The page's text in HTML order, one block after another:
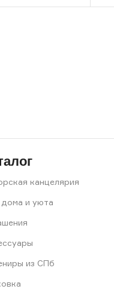
канцелярия
и уюта
из СПб